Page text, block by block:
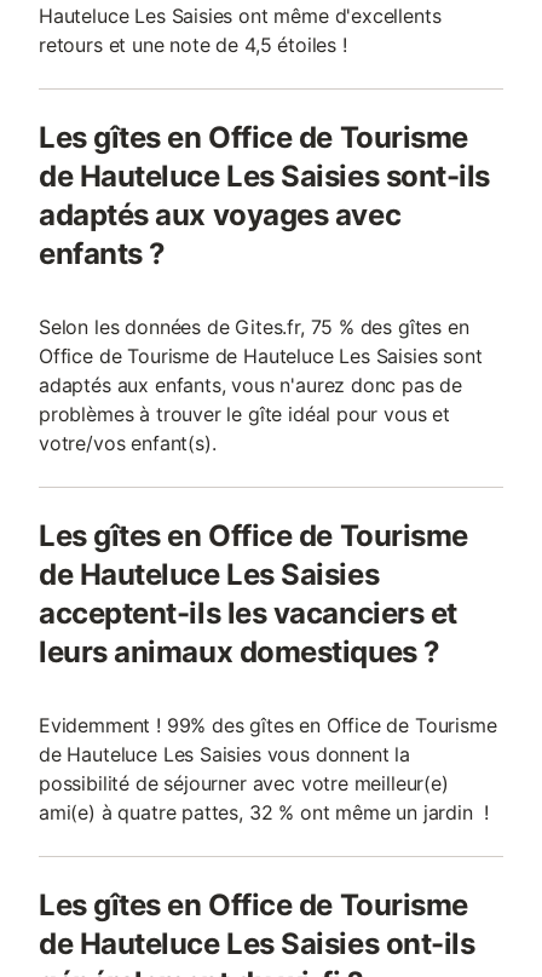
Hauteluce Les Saisies ont même d'excellents
retours et une note de 4,5 étoiles !
Les gîtes en Office de Tourisme
de Hauteluce Les Saisies sont-ils
adaptés aux voyages avec
enfants ?
Selon les données de Gites.fr, 75 % des gîtes en
Office de Tourisme de Hauteluce Les Saisies sont
adaptés aux enfants, vous n'aurez donc pas de
problèmes à trouver le gîte idéal pour vous et
votre/vos enfant(s).
Les gîtes en Office de Tourisme
de Hauteluce Les Saisies
acceptent-ils les vacanciers et
leurs animaux domestiques ?
Evidemment ! 99% des gîtes en Office de Tourisme
de Hauteluce Les Saisies vous donnent la
possibilité de séjourner avec votre meilleur(e)
ami(e) à quatre pattes, 32 % ont même un jardin !
Les gîtes en Office de Tourisme
de Hauteluce Les Saisies ont-ils